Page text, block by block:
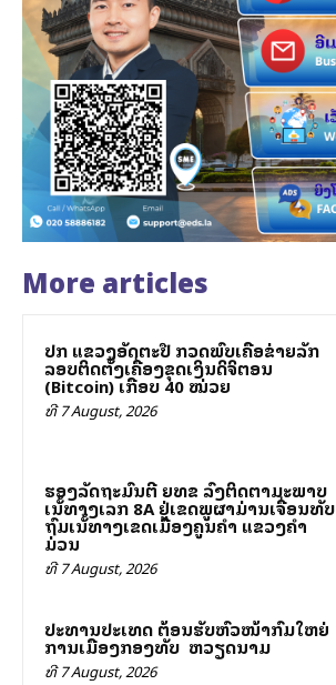
More articles
ປກສ ແຂວງອັດຕະປື ກວດພົບເຄືອຂ່າຍລັກ
ລອບຕິດຕັ້ງເຄື່ອງຂຸດເງິນດິຈິຕອນ
(Bitcoin) ເກືອບ 40 ໝ່ວຍ
ທີ 7 August, 2026
ຮອງລັດຖະມົນຕີ ຍທຂ ລົງຕິດຕາມສະພາບ
ເສັ້ນທາງເລກ 8A ຢູ່ເຂດພູຜາມ່ານເຈື່ອນທັບ
ຖົມເສັ້ນທາງເຂດເມືອງຄູນຄໍາ ແຂວງຄໍາ
ມ່ວນ
ທີ 7 August, 2026
ປະທານປະເທດ ຕ້ອນຮັບຫົວໜ້າກົມໃຫຍ່
ການເມືອງກອງທັບ ສສ ຫວຽດນາມ
ທີ 7 August, 2026